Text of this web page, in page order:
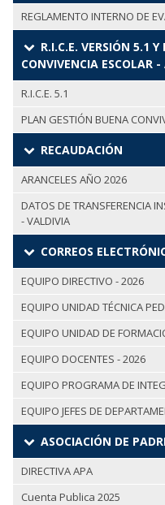
REGLAMENTO INTERNO DE
R.I.C.E. VERSIÓN 5.1
CONVIVENCIA ESCOLAR
R.I.C.E. 5.1
PLAN GESTIÓN BUENA
RECAUDACIÓN
ARANCELES AÑO 2026
DATOS DE TRANSFERENCIA
- VALDIVIA
CORREOS
EQUIPO DIRECTIVO - 2026
EQUIPO UNIDAD TÉCNICA
EQUIPO UNIDAD DE
EQUIPO DOCENTES - 2026
EQUIPO PROGRAMA DE
EQUIPO JEFES DE
ASOCIACIÓN DE
DIRECTIVA APA
Cuenta Publica 2025